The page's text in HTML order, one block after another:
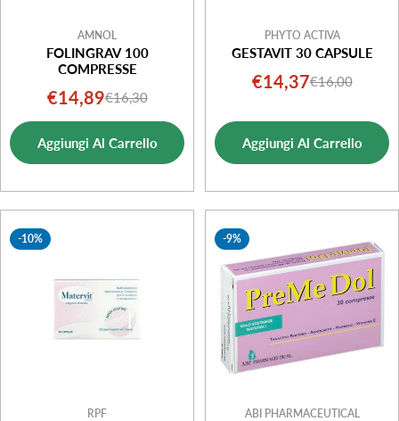
AMNOL
FOLINGRAV 100
COMPRESSE
Prezzo
di
vendita
€14,89Prezzo
normale
€16,30
Aggiungi Al Carrello
PHYTO ACTIVA
GESTAVIT 30 CAPSULE
Prezzo
vendita
€14,37Prezzo
€16,00
Aggiungi Al Carrello
-10%
RPF
-9%
ABI PHARMACEUTICAL